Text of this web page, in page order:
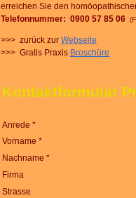
erreichen Sie den
Telefonnummer: 0900 57 85 06
>>> zurück zur Webseite
>>> Gratis Praxis Broschüre
Kontaktformular
Anrede *
Vorname *
Nachname *
Firma
Strasse